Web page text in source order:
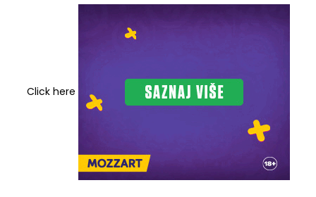
Click here